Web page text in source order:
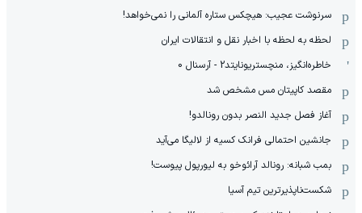
سرنوشت عجیب: هیچکس ستاره آلمانی را نمی‌خواهد!
لحظه به لحظه با اخبار نقل و انتقالات ایران
خاطره‌انگیز، منچستریونایتد2 - آرسنال 0
مقصد کاپیتان مس مشخص شد
آغاز فصل جدید النصر بدون رونالدو!
جانشین احتمالی فرانک کسیه از لالیگا می‌آید
بمب شبانه: رونالد آرائوخو به لیورپول پیوست!
شکست‌ناپذیرترین تیم آسیا